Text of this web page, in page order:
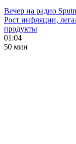
Вечер на радио
Рост инфляции,
продукты
01:04
50 мин